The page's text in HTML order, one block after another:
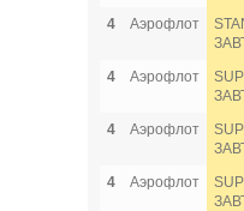
4
Аэрофлот
4
Аэрофлот
4
Аэрофлот
4
Аэрофлот